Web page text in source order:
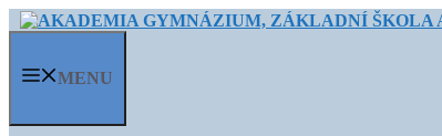
Přeskočit
obsah
MENU